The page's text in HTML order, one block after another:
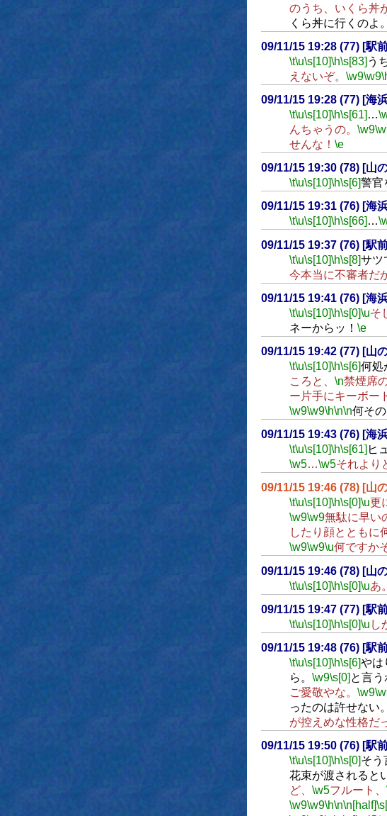
のうち、いくら丼
くら丼に行くのよ。
09/11/15 19:28 (77) [駅
\t\u\s[10]\h\s[83] う
えないぞ。 \w9\w9
09/11/15 19:28 (77) [海
\t\u\s[10]\h\s[61] …
んちゃうの。 \w9
せんな！ \e
09/11/15 19:30 (78) [山
\t\u\s[10]\h\s[6]警官
09/11/15 19:31 (76) [海
\t\u\s[10]\h\s[66] …
09/11/15 19:37 (76) [駅
\t\u\s[10]\h\s[8]サツ
今本当に不審者だ
09/11/15 19:41 (76) [海
\t\u\s[10]\h\s[0]\uそ
ネーからッ！ \e
09/11/15 19:42 (77) [山
\t\u\s[10]\h\s[6]何処
ころと、 \n禁煙席
ー片手にキーボー
\w9\w9\h\n\n何その
09/11/15 19:43 (76) [海
\t\u\s[10]\h\s[61] ヒ
\w5…\w5それより
09/11/15 19:46 (78) [山
\t\u\s[10]\h\s[0]\u更
\w9\w9無駄に早い
したり顔とともに
\w9\w9\u何ですか
09/11/15 19:46 (78) [山
\t\u\s[10]\h\s[0]\uあ。
09/11/15 19:47 (77) [駅
\t\u\s[10]\h\s[0]\u し
09/11/15 19:48 (76) [駅
\t\u\s[10]\h\s[6]やは
ら。 \w9\s[0] と言う
ご愛敬やな。 \w9
ったのは許せない。
が控えめな性格だ
09/11/15 19:50 (76) [駅
\t\u\s[10]\h\s[0]そう
花束が渡されると
ど、 \w5フルート、
\w9\w9\h\n\n[half]